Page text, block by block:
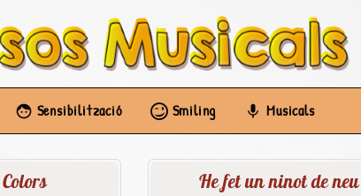
Sensibilització Smiling Musicals
He fet un ninot de neu